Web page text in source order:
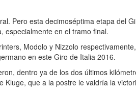
Pero esta decimoséptima etapa del
especialmente en el tramo final.
Modolo y Nizzolo
en este Giro de Italia 2016.
dentro ya de los dos últimos
Kluge, que a la postre le valdría la